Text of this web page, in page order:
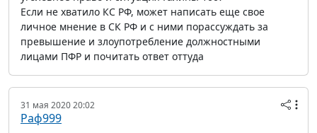
Если не хватило КС РФ, может написать еще свое
личное мнение в СК РФ и с ними порассуждать за
превышение и злоупотребление должностными
лицами ПФР и почитать ответ оттуда
31 мая 2020 20:02
Раф999